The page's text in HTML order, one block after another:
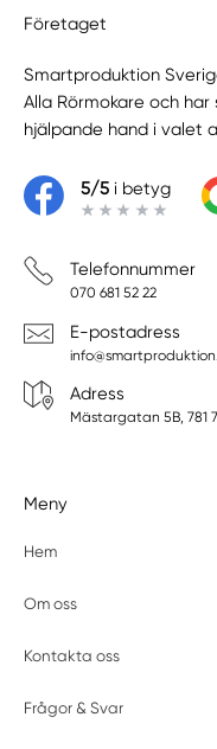
Företaget
Smartproduktion
Alla Rörmokare och har
hjälpande hand i valet
5/5i betyg
Telefonnummer
070 681 52 22
E-postadress
Adress
Mästargatan 5B, 781
Meny
Hem
Om oss
Kontakta oss
Frågor & Svar